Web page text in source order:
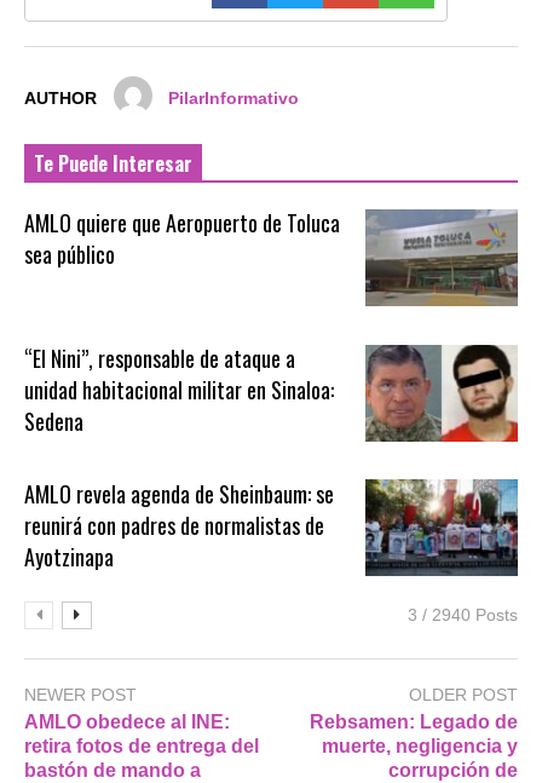
AUTHOR PilarInformativo
Te Puede Interesar
AMLO quiere que Aeropuerto de Toluca
sea público
“El Nini”, responsable de ataque a
unidad habitacional militar en Sinaloa:
Sedena
AMLO revela agenda de Sheinbaum: se
reunirá con padres de normalistas de
Ayotzinapa
3 / 2940 Posts
NEWER POST
AMLO obedece al INE:
retira fotos de entrega del
bastón de mando a
OLDER POST
Rebsamen: Legado de
muerte, negligencia y
corrupción de